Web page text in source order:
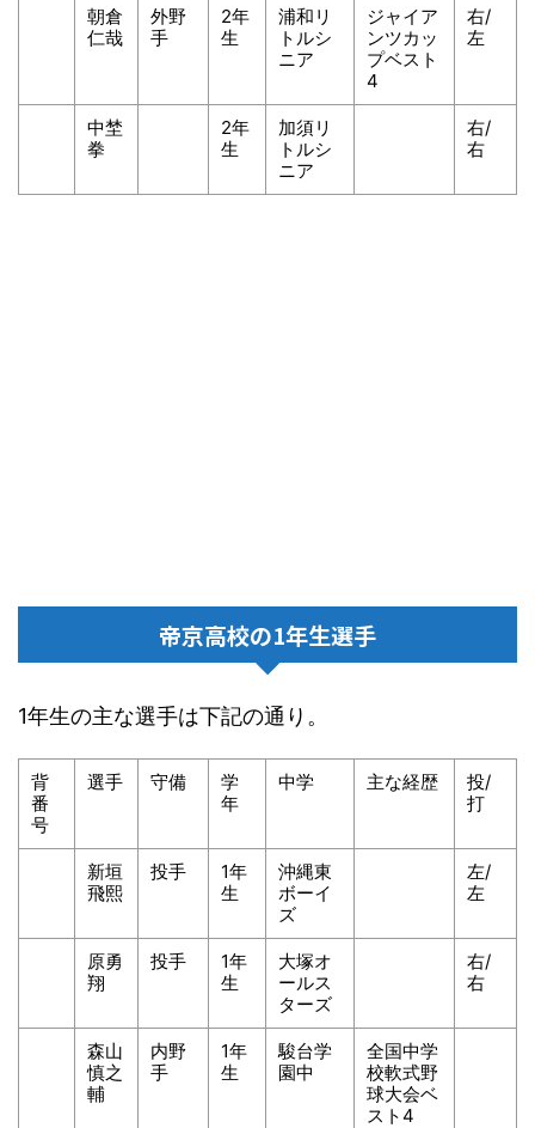
朝倉
仁哉
外野
手
2年
生
浦和リ
トルシ
ニア
ジャイア
ンツカッ
プベスト
4
右/
左
中埜
拳
2年
生
加須リ
トルシ
ニア
右/
右
帝京高校の1年生選手
1年生の主な選手は下記の通り。
背
番
号
選手 守備
学
年
中学 主な経歴
投/
打
新垣
飛熙
投手
1年
生
沖縄東
ボーイ
ズ
左/
左
原勇
翔
投手
1年
生
大塚オ
ールス
ターズ
右/
右
森山
慎之
輔
内野
手
1年
生
駿台学
園中
全国中学
校軟式野
球大会ベ
スト4